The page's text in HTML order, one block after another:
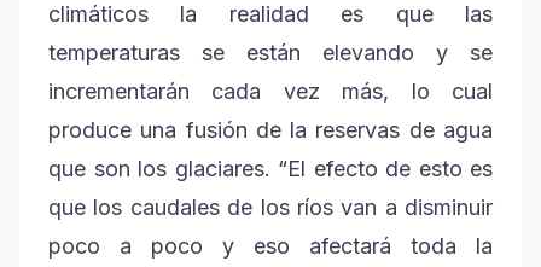
climáticos la realidad es que las
temperaturas se están elevando y se
incrementarán cada vez más, lo cual
produce una fusión de la reservas de agua
que son los glaciares. “El efecto de esto es
que los caudales de los ríos van a disminuir
poco a poco y eso afectará toda la